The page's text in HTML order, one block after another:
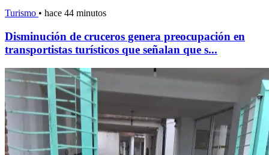
Turismo • hace 44 minutos
Disminución de cruceros genera preocupación en
transportistas turísticos que señalan que s...